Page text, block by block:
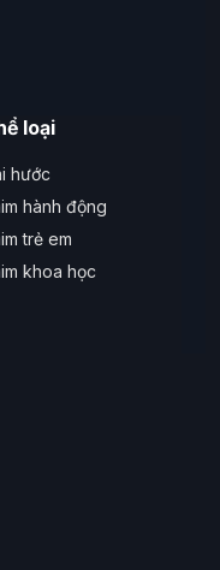
loại
hước
hành động
trẻ em
khoa học